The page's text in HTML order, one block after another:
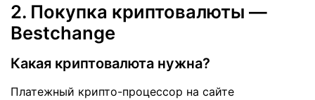
2. Покупка криптовалюты —
Bestchange
Какая криптовалюта нужна?
Платежный крипто-процессор на сайте